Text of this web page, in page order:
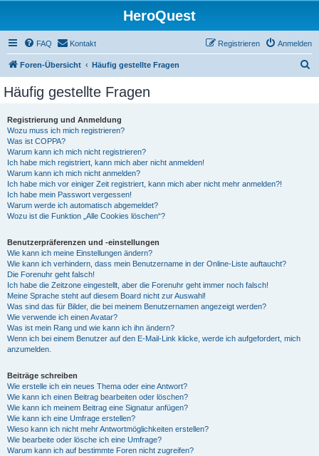
HeroQuest
FAQ Kontakt Anmelden
Registrieren
Foren-Übersicht Häufig gestellte Fragen
Häufig gestellte Fragen
Registrierung und Anmeldung
Wozu muss ich mich registrieren?
Was ist COPPA?
Warum kann ich mich nicht registrieren?
Ich habe mich registriert, kann mich aber nicht anmelden!
Warum kann ich mich nicht anmelden?
Ich habe mich vor einiger Zeit registriert, kann mich aber nicht mehr anmelden?!
Ich habe mein Passwort vergessen!
Warum werde ich automatisch abgemeldet?
Wozu ist die Funktion „Alle Cookies löschen“?
Benutzerpräferenzen und -einstellungen
Wie kann ich meine Einstellungen ändern?
Wie kann ich verhindern, dass mein Benutzername in der Online-Liste auftaucht?
Die Forenuhr geht falsch!
Ich habe die Zeitzone eingestellt, aber die Forenuhr geht immer noch falsch!
Meine Sprache steht auf diesem Board nicht zur Auswahl!
Was sind das für Bilder, die bei meinem Benutzernamen angezeigt werden?
Wie verwende ich einen Avatar?
Was ist mein Rang und wie kann ich ihn ändern?
Wenn ich bei einem Benutzer auf den E-Mail-Link klicke, werde ich aufgefordert, mich
anzumelden.
Beiträge schreiben
Wie erstelle ich ein neues Thema oder eine Antwort?
Wie kann ich einen Beitrag bearbeiten oder löschen?
Wie kann ich meinem Beitrag eine Signatur anfügen?
Wie kann ich eine Umfrage erstellen?
Wieso kann ich nicht mehr Antwortmöglichkeiten erstellen?
Wie bearbeite oder lösche ich eine Umfrage?
Warum kann ich auf bestimmte Foren nicht zugreifen?